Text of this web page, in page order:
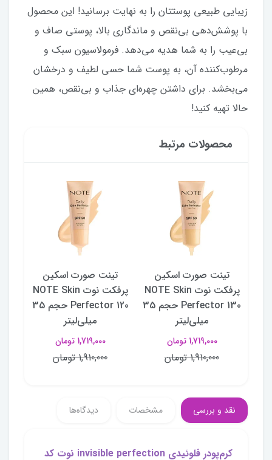
زیبایی طبیعی پوستتان را به نهایت برسانید! این محصول
با پوشش‌دهی بی‌نقص و ماندگاری بالا، پوستی صاف و
بی‌عیب را به شما هدیه می‌دهد. فرمولاسیون سبک و
مرطوب‌کننده آن، به پوست شما حسی لطیف و درخشان
می‌بخشد. برای داشتن چهره‌ای جذاب و بی‌نقص، همین
حالا تهیه کنید!
محصولات مرتبط
تینت صورت اسکین
پرفکت نوت NOTE Skin
Perfector 130 حجم 35
میلی‌لیتر
1,719,000 تومان
1,910,000 تومان
تینت صورت اسکین
پرفکت نوت NOTE Skin
Perfector 120 حجم 35
میلی‌لیتر
1,719,000 تومان
1,910,000 تومان
نقد و بررسی مشخصات دیدگاه‌ها
کرم‌پودر فلوئیدی invisible perfection نوت کد